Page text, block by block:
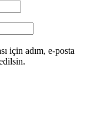
için adım, e-posta